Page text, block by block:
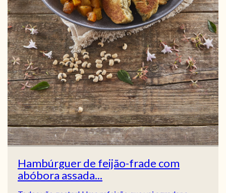
Hambúrguer de feijão-frade com
abóbora assada...